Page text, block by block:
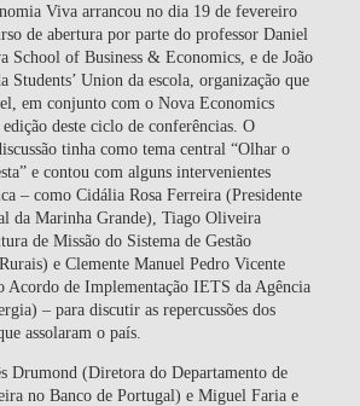
Vivaarrancou no dia 19 de fevereiro
de abertura por parte do professor Daniel
School of Business & Economics, e de João
Students’ Union da escola, organização que
em conjunto com o Nova Economics
deste ciclo de conferências. O
tinha como tema central “Olhar o
e contou com alguns intervenientes
– como Cidália Rosa Ferreira (Presidente
da Marinha Grande), Tiago Oliveira
de Missão do Sistema de Gestão
e Clemente Manuel Pedro Vicente
Acordo de Implementação IETS da Agência
– para discutir as repercussões dos
assolaram o país.
Drumond (Diretora do Departamento de
no Banco de Portugal) e Miguel Faria e